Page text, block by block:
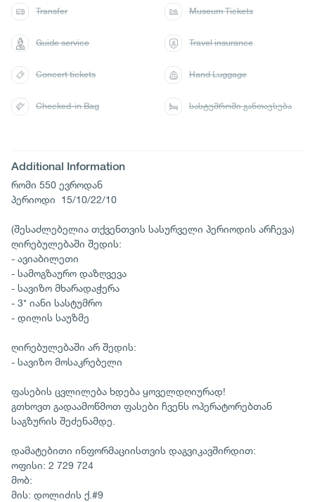
Additional Information
რომი 550 ევროდან
პერიოდი 15/10/22/10
(შესაძლებელია თქვენთვის სასურველი პერიოდის არჩევა)
ღირებულებაში შედის:
- ავიაბილეთი
- სამოგზაურო დაზღვევა
- სავიზო მხარადაჭერა
- 3* იანი სასტუმრო
- დილის საუზმე
ღირებულებაში არ შედის:
- სავიზო მოსაკრებელი
ფასების ცვლილება ხდება ყოველდღიურად!
გთხოვთ გადაამოწმოთ ფასები ჩვენს ოპერატორებთან
საგზურის შეძენამდე.
დამატებითი ინფორმაციისთვის დაგვიკავშირდით:
ოფისი: 2 729 724
მობ:
მის: დოლიძის ქ.#9
Transfer Museum Tickets
Guide service Travel insurance
Concert tickets Hand Luggage
Checked-in Bag სასტუმროში განთავსება